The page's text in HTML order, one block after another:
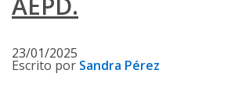
23/01/2025
Escrito por Sandra Pérez